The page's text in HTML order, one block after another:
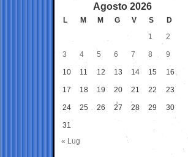
Agosto 2026
L M M G V S
D
1
2
3 4 5 6 7 8 9
10 11 12 13 14 15 16
17 18 19 20 21 22 23
24 25 26 27 28 29 30
31
« Lug